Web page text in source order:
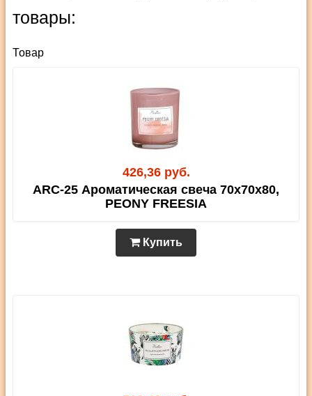
товары:
Товар
426,36 руб.
ARC-25 Ароматическая свеча 70х70х80,
PEONY FREESIA
Купить